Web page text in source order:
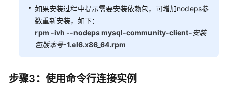
户
（安
区
如果安装过程中提示需要安装依赖包，可增加nodeps参
数重新安装，如下：
rpm -ivh --nodeps mysql-community-client-安装
包版本号-1.el6.x86_64.rpm
步骤3：使用命令行连接实例